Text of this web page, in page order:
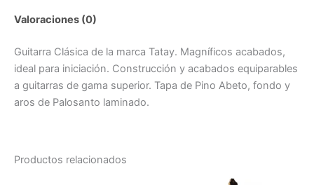
Valoraciones (0)
Guitarra Clásica de la marca Tatay. Magníficos acabados,
ideal para iniciación. Construcción y acabados equiparables
a guitarras de gama superior. Tapa de Pino Abeto, fondo y
aros de Palosanto laminado.
Productos relacionados